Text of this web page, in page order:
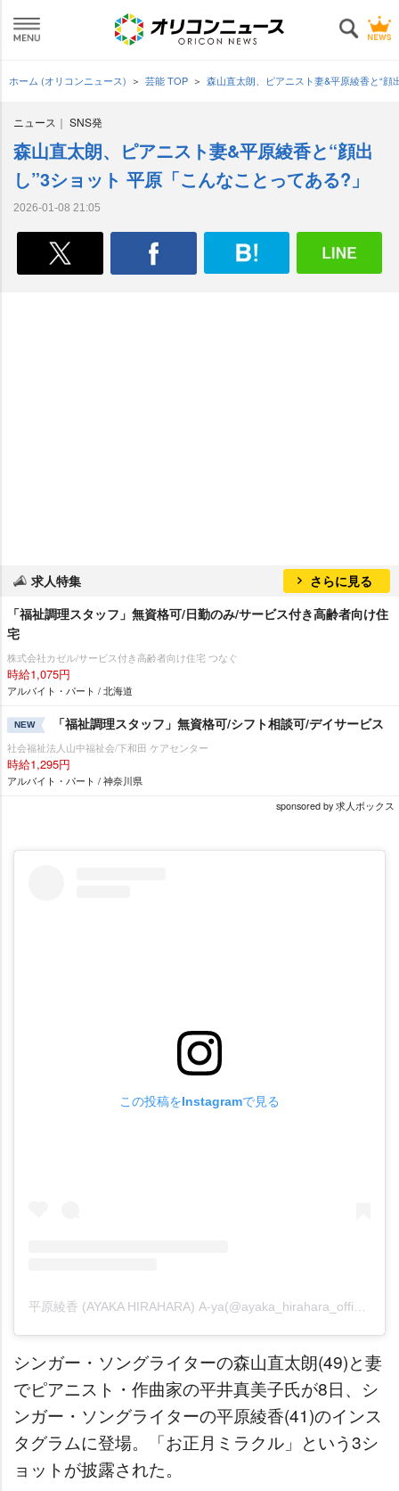
ホーム (オリコンニュース) 芸能 TOP 森山直太朗、ピアニスト妻&平原綾香と“
ニュース SNS発
森山直太朗、ピアニスト妻&平原綾香と“顔出
し”3ショット 平原「こんなことってある?」
2026-01-08 21:05
求人特集
さらに見る
「福祉調理スタッフ」無資格可/日勤のみ/サービス付き高齢者向け住
宅
株式会社カゼル/サービス付き高齢者向け住宅 つなぐ
時給1,075円
アルバイト・パート / 北海道
NEW 「福祉調理スタッフ」無資格可/シフト相談可/デイサービス
社会福祉法人山中福祉会/下和田 ケアセンター
時給1,295円
アルバイト・パート / 神奈川県
sponsored by 求人ボックス
この投稿をInstagramで見る
平原綾香 (AYAKA HIRAHARA) A-ya(@ayaka_hirahara_official)がシェアした投稿
シンガー・ソングライターの森山直太朗(49)と妻
でピアニスト・作曲家の平井真美子氏が8日、シ
ンガー・ソングライターの平原綾香(41)のインス
タグラムに登場。「お正月ミラクル」という3シ
ョットが披露された。